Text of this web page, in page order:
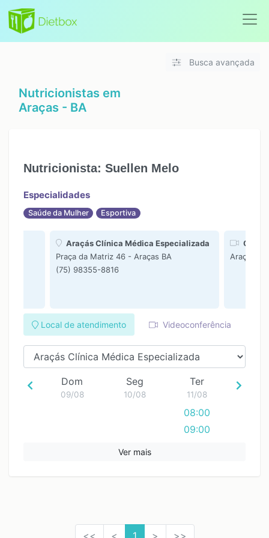
Busca avançada
Nutricionistas em
Araças - BA
Nutricionista: Suellen Melo
Especialidades
Saúde da Mulher Esportiva
Araçás Clínica Médica Especializada
Praça da Matriz 46 - Araças BA
(75) 98355-8816
On-
Araças BA
Local de atendimento Videoconferência
Dom
09/08
Seg
10/08
Ter
11/08
08:00
09:00
Ver mais
<< < 1 > >>